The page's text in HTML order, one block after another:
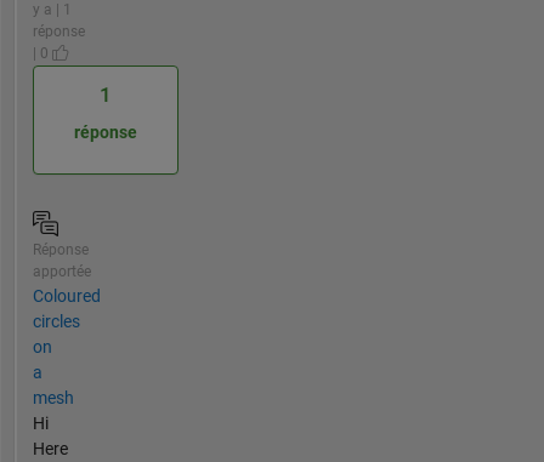
y a | 1
réponse
| 0
1
réponse
Réponse
apportée
Coloured
circles
on
a
mesh
Hi
Here